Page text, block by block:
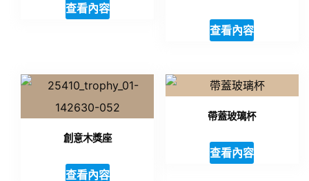
查看內容
查看內容
創意木獎座
查看內容
帶蓋玻璃杯
查看內容